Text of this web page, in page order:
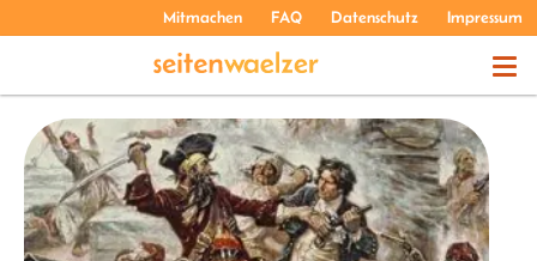
Mitmachen FAQ Datenschutz Impressum
THEMEN
PODCASTS